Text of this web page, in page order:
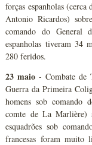
forças espanholas
Antonio Ricardos)
comando do General
espanholas tiveram 34
280 feridos.
23 maio - Combate de
Guerra da Primeira
homens sob comando
comte de La Marlière)
esquadrões sob
francesas foram muito